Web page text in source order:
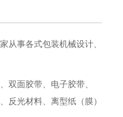
从事各式包装机械设计、
双面胶带、电子胶带、
反光材料、离型纸（膜）